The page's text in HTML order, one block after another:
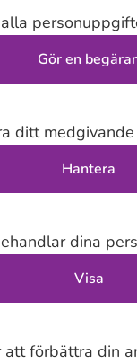
Gör en
ditt
Hantera
dina
Visa
att förbättra din